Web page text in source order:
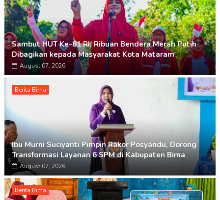
Sambut HUT Ke-81 RI, Ribuan Bendera Merah Putih
Dibagikan kepada Masyarakat Kota Mataram
August 07, 2026
Berita Bima
Ibu Murni Suciyanti Pimpin Rakor Posyandu, Dorong
Transformasi Layanan 6 SPM di Kabupaten Bima
August 07, 2026
Berita Bima